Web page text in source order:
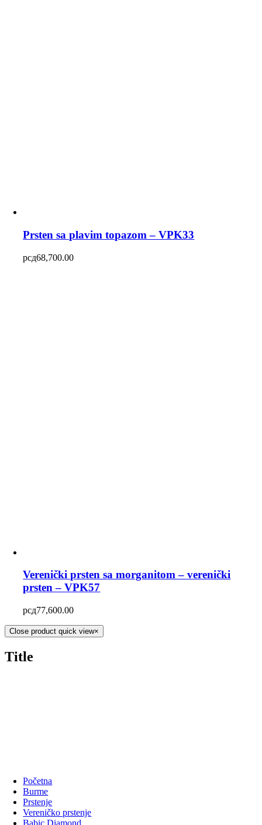
Prsten sa plavim topazom – VPK33
рсд68,700.00
Verenički prsten sa morganitom – verenički
prsten – VPK57
рсд77,600.00
Close product quick view×
Title
Početna
Burme
Prstenje
Vereničko prstenje
Babic Diamond